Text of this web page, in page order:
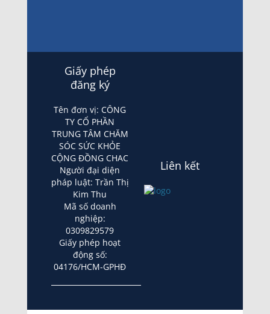
Giấy phép
đăng ký
Tên đơn vị: CÔNG
TY CỔ PHẦN
TRUNG TÂM CHĂM
SÓC SỨC KHỎE
CỘNG ĐỒNG CHAC
Người đại diện
pháp luật: Trần Thị
Kim Thu
Mã số doanh
nghiệp:
0309829579
Giấy phép hoạt
động số:
04176/HCM-GPHĐ
Liên kết